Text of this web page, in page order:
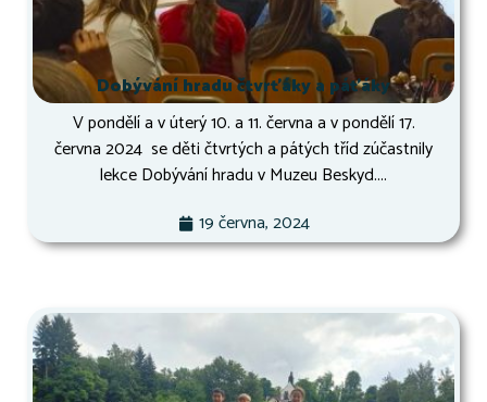
Dobývání hradu čtvrťáky a páťáky
V pondělí a v úterý 10. a 11. června a v pondělí 17.
června 2024 se děti čtvrtých a pátých tříd zúčastnily
lekce Dobývání hradu v Muzeu Beskyd....
19 června, 2024